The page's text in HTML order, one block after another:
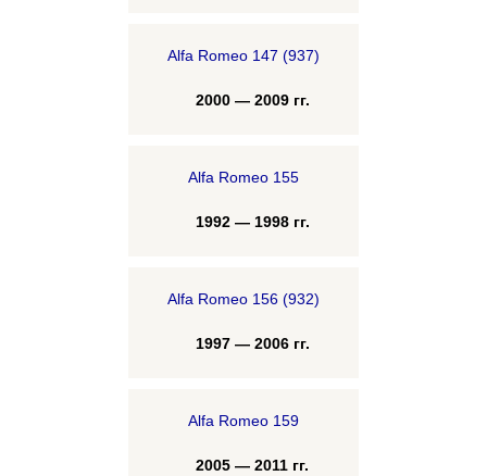
Alfa Romeo 147 (937)
2000 — 2009 гг.
Alfa Romeo 155
1992 — 1998 гг.
Alfa Romeo 156 (932)
1997 — 2006 гг.
Alfa Romeo 159
2005 — 2011 гг.